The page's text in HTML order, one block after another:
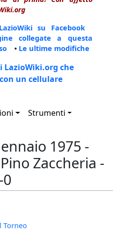
LazioWiki su Facebook
collegate a questa
• Le ultime modifiche
che
un cellulare
Strumenti
1975 -
Zaccheria -
Torneo